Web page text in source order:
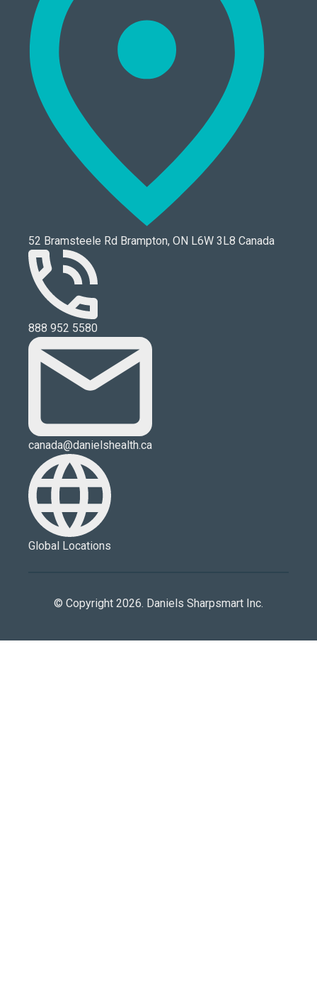
52 Bramsteele Rd Brampton, ON L6W 3L8 Canada
888 952 5580
canada@danielshealth.ca
Global Locations
© Copyright 2026. Daniels Sharpsmart Inc.